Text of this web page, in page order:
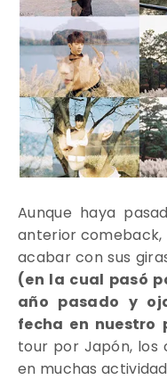
Aunque haya
anterior comeback,
acabar con sus
(en la cual pasó
año pasado y
fecha en nuestro
tour por Japón, los
en muchas